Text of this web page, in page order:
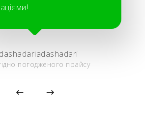
погодженого прайсу